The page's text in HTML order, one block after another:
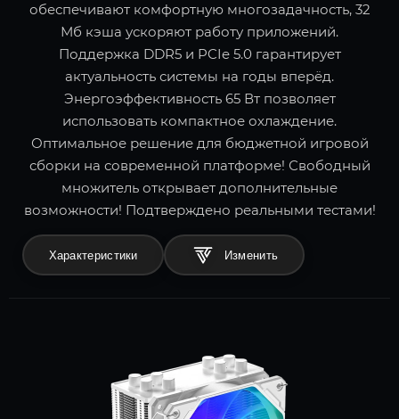
обеспечивают комфортную многозадачность, 32
Мб кэша ускоряют работу приложений.
Поддержка DDR5 и PCIe 5.0 гарантирует
актуальность системы на годы вперёд.
Энергоэффективность 65 Вт позволяет
использовать компактное охлаждение.
Оптимальное решение для бюджетной игровой
сборки на современной платформе! Свободный
множитель открывает дополнительные
возможности! Подтверждено реальными тестами!
Характеристики